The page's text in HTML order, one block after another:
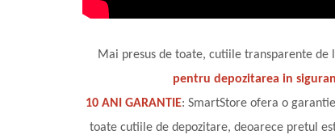
Mai presus de toate, cutiile transparente de
pentru depozitarea in
10 ANI GARANTIE: SmartStore ofera o
toate cutiile de depozitare, deoarece pretul